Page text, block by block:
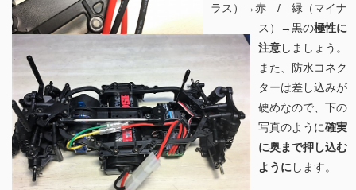
ラス）→赤 / 緑（マイナ
ス）→黒の極性に
注意しましょう。
また、防水コネク
ターは差し込みが
硬めなので、下の
写真のように確実
に奥まで押し込む
ように します。